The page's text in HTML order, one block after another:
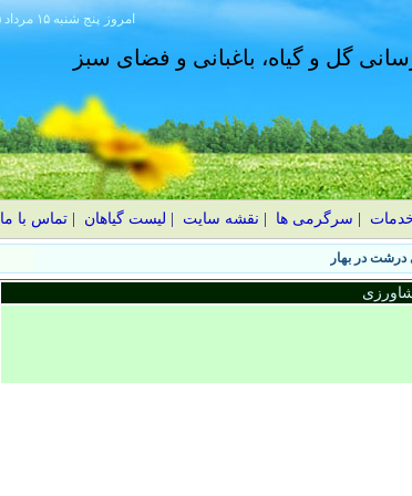
۱۴۰۵ پنج شنبه ۱۵ مرداد امروز
گل و گیاه، باغبانی و فضای سبز
سرگرمی ها نقشه سایت لیست گیاهان |تماس با ما
درشت در بهار